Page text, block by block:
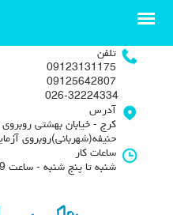
تلفن
09123131175
09125642807
آدرس
حنیفه(شهربانی)روبروی
ساعات کار
شنبه تا پنج شنبه - ساعت 9 الی 21